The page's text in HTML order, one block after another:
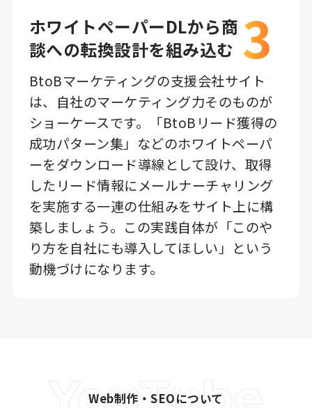
ホワイトペーパーDLから商
談への転換設計を組み込む 3
BtoBマーケティングの支援会社サイト
は、自社のマーケティング力そのものが
ショーケースです。「BtoBリード獲得の
成功パターン集」などのホワイトペーパ
ーをダウンロード導線として設け、取得
したリード情報にメールナーチャリング
を実施する一連の仕組みをサイト上に構
築しましょう。この実践自体が「このや
り方を自社にも導入してほしい」という
動機づけになります。
Web制作・SEOについて